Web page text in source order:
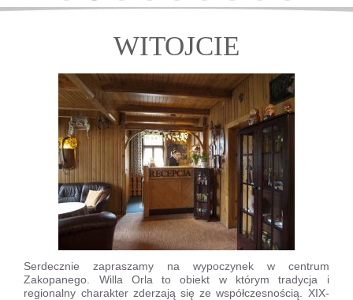
WITOJCIE
Serdecznie zapraszamy na wypoczynek w centrum
Zakopanego. Willa Orla to obiekt w którym tradycja i
regionalny charakter zderzają się ze współczesnością. XIX-